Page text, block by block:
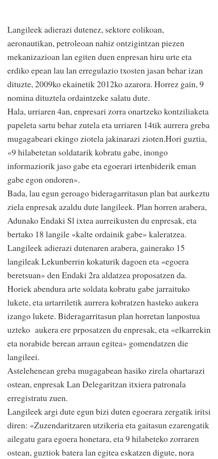
Langileek adierazi dutenez, sektore eolikoan,
aeronautikan, petroleoan nahiz ontzigintzan piezen
mekanizazioan lan egiten duen enpresan hiru urte eta
erdiko epean lau lan erregulazio txosten jasan behar izan
dituzte, 2009ko ekainetik 2012ko azarora. Horrez gain, 9
nomina dituztela ordaintzeke salatu dute.
Hala, urriaren 4an, enpresari zorra onartzeko kontziliaketa
papeleta sartu behar zutela eta urriaren 14tik aurrera greba
mugagabeari ekingo ziotela jakinarazi zioten.Hori guztia,
«9 hilabetetan soldatarik kobratu gabe, inongo
informaziorik jaso gabe eta egoerari irtenbiderik eman
gabe egon ondoren».
Bada, lau egun geroago bideragarritasun plan bat aurkeztu
ziela enpresak azaldu dute langileek. Plan horren arabera,
Adunako Endaki Sl ixtea aurreikusten du enpresak, eta
bertako 18 langile «kalte ordainik gabe» kaleratzea.
Langileek adierazi dutenaren arabera, gainerako 15
langileak Lekunberrin kokaturik dagoen eta «egoera
beretsuan» den Endaki 2ra aldatzea proposatzen da.
Horiek abendura arte soldata kobratu gabe jarraituko
lukete, eta urtarriletik aurrera kobratzen hasteko aukera
izango lukete. Bideragarritasun plan horretan lanpostua
uzteko aukera ere prposatzen du enpresak, eta «elkarrekin
eta norabide berean arraun egitea» gomendatzen die
langileei.
Astelehenean greba mugagabean hasiko zirela ohartarazi
ostean, enpresak Lan Delegaritzan itxiera patronala
erregistratu zuen.
Langileek argi dute egun bizi duten egoerara zergatik iritsi
diren: «Zuzendaritzaren utzikeria eta gaitasun ezarengatik
ailegatu gara egoera honetara, eta 9 hilabeteko zorraren
ostean, guztiok batera lan egitea eskatzen digute, nora